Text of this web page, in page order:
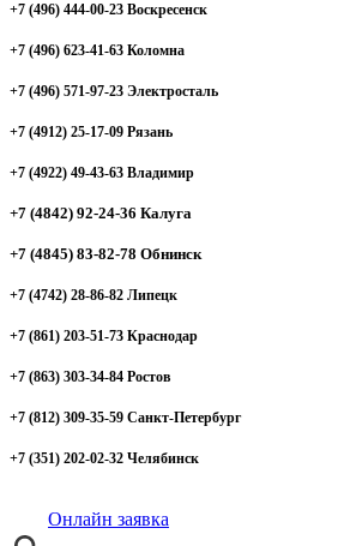
+7 (496) 444-00-23 Воскресенск
+7 (496) 623-41-63 Коломна
+7 (496) 571-97-23 Электросталь
+7 (4912) 25-17-09 Рязань
+7 (4922) 49-43-63 Владимир
+7 (4842) 92-24-36 Калуга
+7 (4845) 83-82-78 Обнинск
+7 (4742) 28-86-82 Липецк
+7 (861) 203-51-73 Краснодар
+7 (863) 303-34-84 Ростов
+7 (812) 309-35-59 Санкт-Петербург
+7 (351) 202-02-32 Челябинск
Онлайн заявка